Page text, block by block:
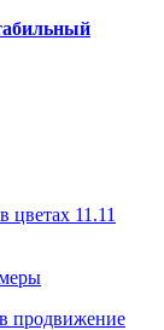
11.11
продвижение